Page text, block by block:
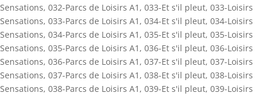
Sensations, 032-Parcs de Loisirs A1 , 033-Et s'il pleut, 033-Loisirs
Sensations, 033-Parcs de Loisirs A1 , 034-Et s'il pleut, 034-Loisirs
Sensations, 034-Parcs de Loisirs A1 , 035-Et s'il pleut, 035-Loisirs
Sensations, 035-Parcs de Loisirs A1 , 036-Et s'il pleut, 036-Loisirs
Sensations, 036-Parcs de Loisirs A1 , 037-Et s'il pleut, 037-Loisirs
Sensations, 037-Parcs de Loisirs A1 , 038-Et s'il pleut, 038-Loisirs
Sensations, 038-Parcs de Loisirs A1 , 039-Et s'il pleut, 039-Loisirs